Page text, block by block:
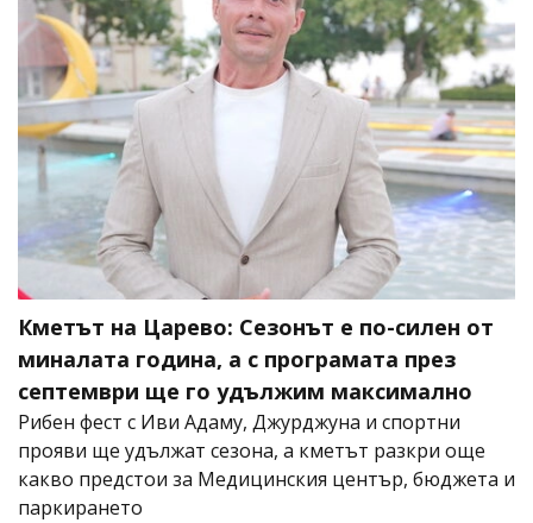
Кметът на Царево: Сезонът е по-силен от
миналата година, а с програмата през
септември ще го удължим максимално
Рибен фест с Иви Адаму, Джурджуна и спортни
прояви ще удължат сезона, а кметът разкри още
какво предстои за Медицинския център, бюджета и
паркирането